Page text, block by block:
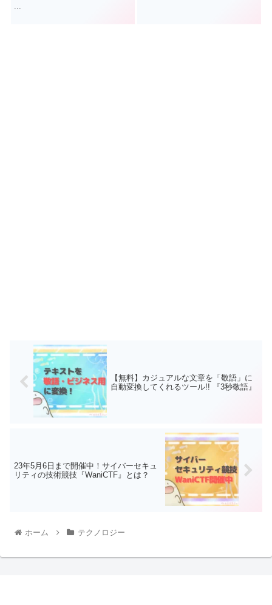
【無料】カジュアルな文章を「敬語」に
自動変換してくれるツール!! 『3秒敬語』
23年5月6日まで開催中！サイバーセキュ
リティの技術競技『WaniCTF』とは？
ホーム テクノロジー